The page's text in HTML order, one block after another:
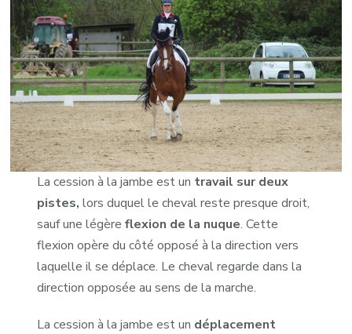
La cession à la jambe est un travail sur deux
pistes, lors duquel le cheval reste presque droit,
sauf une légèreflexion de la nuque. Cette
flexion opère du côté opposé à la direction vers
laquelle il se déplace. Le cheval regarde dans la
direction opposée au sens de la marche.
La cession à la jambe est un déplacement